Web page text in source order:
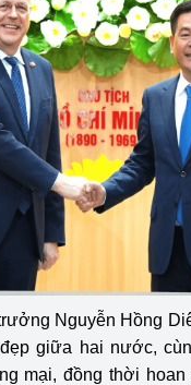
Văn hóa ngành
Tái cơ cấu ngành
Quản lý thị trường
Sử dụng năng
hiệu quả
Khoa học, công
tạo
Thông báo
Bảo vệ môi
Nguyễn Hồng
giữa hai nước,
mại, đồng thời hoan